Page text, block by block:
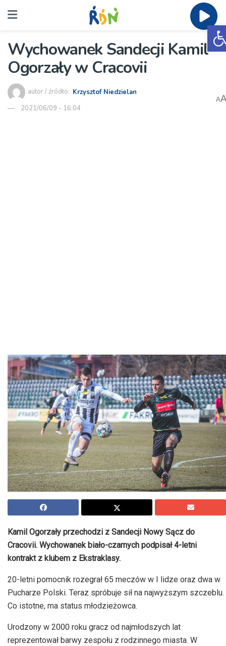
Wychowanek Sandecji Kamil
Ogorzały w Cracovii
autor / źródło: Krzysztof Niedzielan
2021/06/09 - 16:04
A
Kamil Ogorzały przechodzi z Sandecji Nowy Sącz do
Cracovii. Wychowanek biało-czarnych podpisał 4-letni
kontrakt z klubem z Ekstraklasy.
20-letni pomocnik rozegrał 65 meczów w I lidze oraz dwa w
Pucharze Polski. Teraz spróbuje sił na najwyższym szczeblu.
Co istotne, ma status młodzieżowca.
Urodzony w 2000 roku gracz od najmłodszych lat
reprezentował barwy zespołu z rodzinnego miasta. W